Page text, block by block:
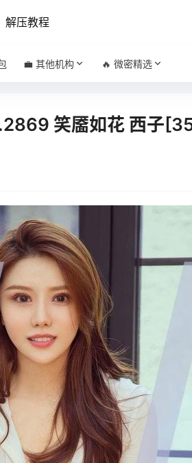
解压教程
💼 其他机构 🔥 微密精选
笑靥如花 西子